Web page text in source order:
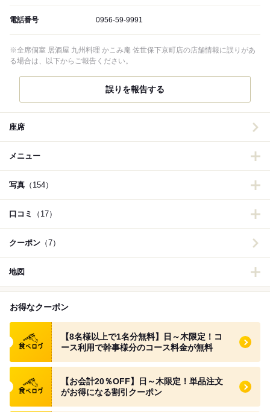
電話番号 0956-59-9991
※全席個室 居酒屋 九州料理 かこみ庵 佐世保下京町店の店舗情報に誤りがあ
る場合は、以下からご報告ください。
誤りを報告する
座席
メニュー
写真 （154）
口コミ （17）
クーポン （7）
地図
お得なクーポン
食べログ クーポン
【8名様以上で1名分無料】日～木限定！コ
ース利用で幹事様分のコース料金が無料
食べログ クーポン
【お会計20％OFF】日～木限定！単品注文
がお得になる割引クーポン